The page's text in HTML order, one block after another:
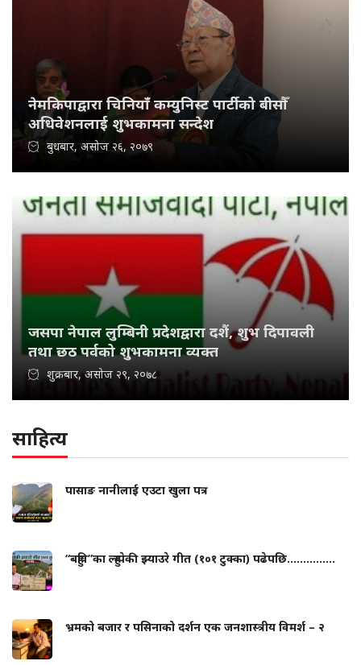
नेमकिपाद्वारा चिनियाँ कम्युनिस्ट पार्टीको बीसौँ
अधिवेशनलाई शुभकामना सन्देश
बुधबार, असोज २६, २०७९
जसपा नेपाल लुम्बिनी प्रदेशद्वारा दशैं, शुभ दिपावली
तथा छठ पर्वको शुभकामना व्यक्त
शुक्रबार, असोज २९, २०७८
साहित्य
पासाङ नानीलाई एउटा खुला पत्र
“बहुवि”का ल्हुम्पेकी झ्याउरे गीत (१०१ टुक्का) पढेपछि...............
भ्रमको बजार र पसिनाको दर्शन एक जनशास्त्रीय विमर्श – २